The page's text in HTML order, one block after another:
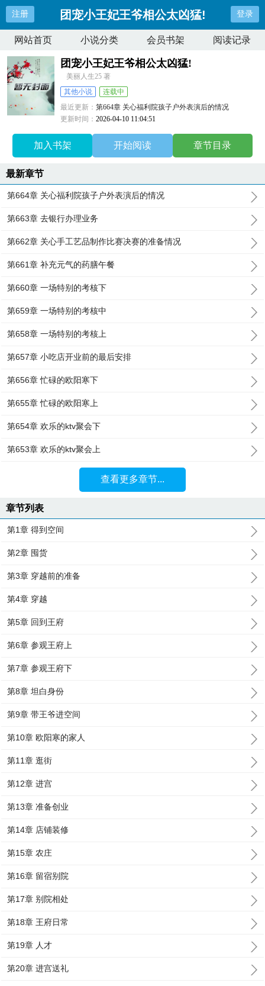
注册 团宠小王妃王爷相公太凶猛! 登录
网站首页 小说分类 会员书架 阅读记录
团宠小王妃王爷相公太凶猛!
美丽人生25 著
其他小说
连载中
最近更新：第664章 关心福利院孩子户外表演后的情况
更新时间：2026-04-10 11:04:51
加入书架 开始阅读 章节目录
最新章节
第664章 关心福利院孩子户外表演后的情况
第663章 去银行办理业务
第662章 关心手工艺品制作比赛决赛的准备情况
第661章 补充元气的药膳午餐
第660章 一场特别的考核下
第659章 一场特别的考核中
第658章 一场特别的考核上
第657章 小吃店开业前的最后安排
第656章 忙碌的欧阳寒下
第655章 忙碌的欧阳寒上
第654章 欢乐的ktv聚会下
第653章 欢乐的ktv聚会上
查看更多章节...
章节列表
第1章 得到空间
第2章 囤货
第3章 穿越前的准备
第4章 穿越
第5章 回到王府
第6章 参观王府上
第7章 参观王府下
第8章 坦白身份
第9章 带王爷进空间
第10章 欧阳寒的家人
第11章 逛街
第12章 进宫
第13章 准备创业
第14章 店铺装修
第15章 农庄
第16章 留宿别院
第17章 别院相处
第18章 王府日常
第19章 人才
第20章 进宫送礼